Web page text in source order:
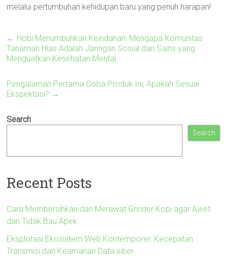
melalui pertumbuhan kehidupan baru yang penuh harapan!
← Hobi Menumbuhkan Keindahan: Mengapa Komunitas
Tanaman Hias Adalah Jaringan Sosial dan Sains yang
Menguatkan Kesehatan Mental
Pengalaman Pertama Coba Produk Ini, Apakah Sesuai
Ekspektasi? →
Search
Search
Recent Posts
Cara Membersihkan dan Merawat Grinder Kopi agar Awet
dan Tidak Bau Apek
Eksplorasi Ekosistem Web Kontemporer: Kecepatan
Transmisi dan Keamanan Data siber